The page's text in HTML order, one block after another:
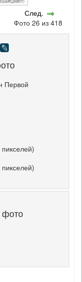
След.
Фото 26 из 418
Первой
фото